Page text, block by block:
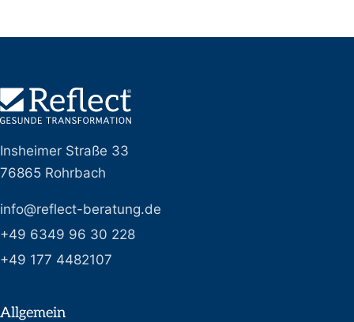
Insheimer Straße 33
76865 Rohrbach
info@reflect-beratung.de
+49 6349 96 30 228
+49 177 4482107
Allgemein